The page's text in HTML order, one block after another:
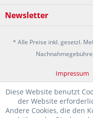
Newsletter
* Alle Preise inkl. gesetzl.
Impressum
Diese Website benutzt
der Website
Andere Cookies, die den